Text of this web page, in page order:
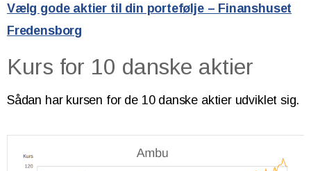
Vælg gode aktier til din portefølje – Finanshuset
Fredensborg
Kurs for 10 danske aktier
Sådan har kursen for de 10 danske aktier udviklet sig.